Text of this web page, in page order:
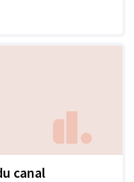
canal